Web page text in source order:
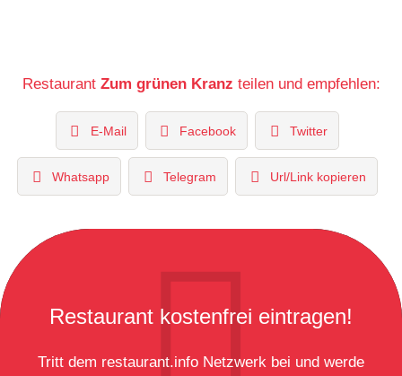
Restaurant Zum grünen Kranz teilen und empfehlen:
E-Mail Facebook Twitter
Whatsapp Telegram Url/Link kopieren
Restaurant kostenfrei eintragen!
Tritt dem restaurant.info Netzwerk bei und werde